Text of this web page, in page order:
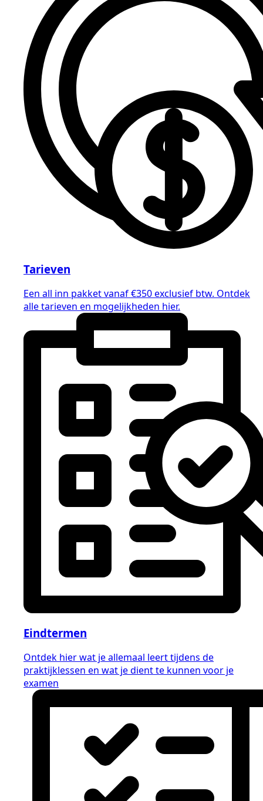
Tarieven
Een all inn pakket vanaf €350 exclusief btw. Ontdek
alle tarieven en mogelijkheden hier.
Eindtermen
Ontdek hier wat je allemaal leert tijdens de
praktijklessen en wat je dient te kunnen voor je
examen